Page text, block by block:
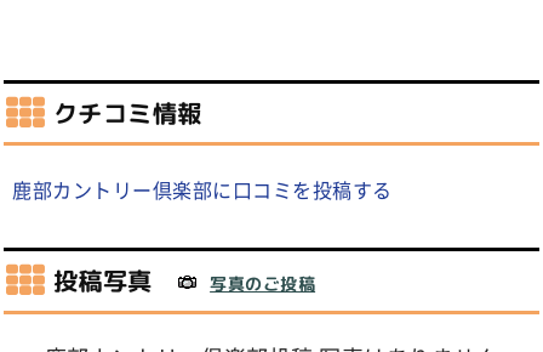
クチコミ情報
鹿部カントリー倶楽部に口コミを投稿する
投稿写真 写真のご投稿